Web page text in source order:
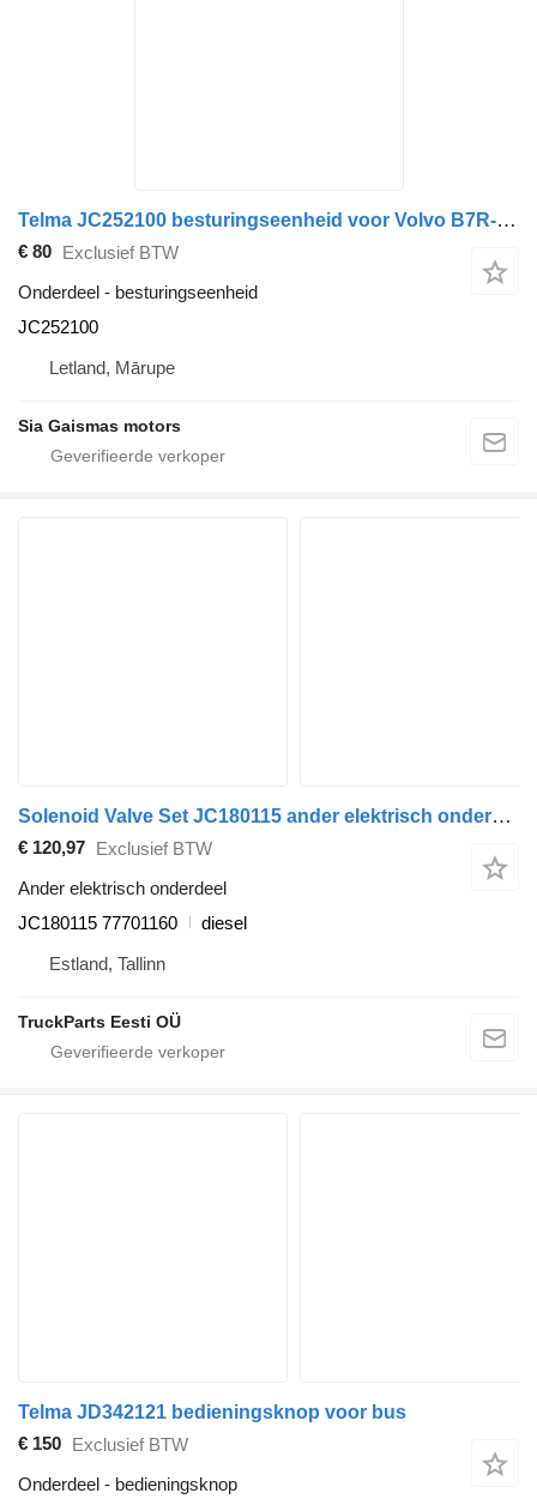
Telma JC252100 besturingseenheid voor Volvo B7R-C4 bus
€ 80 Exclusief BTW
Onderdeel - besturingseenheid
JC252100
Letland, Mārupe
Sia Gaismas motors
Solenoid Valve Set JC180115 ander elektrisch onderdeel voor Telma Irisbus Access, Evadys, Axer, Karosa, Recreo, Domino, Agora, Citelis, Eurorider (1999-)
€ 120,97 Exclusief BTW
Ander elektrisch onderdeel
JC180115 77701160
diesel
Estland, Tallinn
TruckParts Eesti OÜ
Telma JD342121 bedieningsknop voor bus
€ 150
Exclusief BTW
Onderdeel - bedieningsknop